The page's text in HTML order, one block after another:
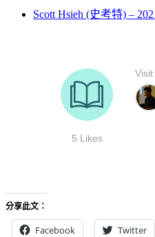
Scott Hsieh (史考特) –
分享此文：
Facebook Twitter